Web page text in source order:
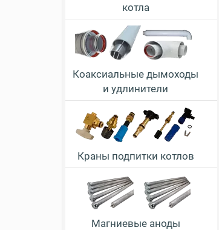
котла
Коаксиальные дымоходы
и удлинители
Краны подпитки котлов
Магниевые аноды